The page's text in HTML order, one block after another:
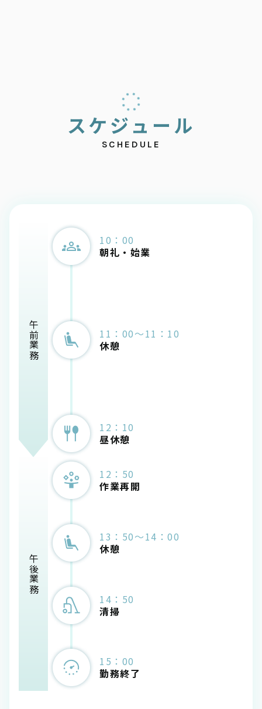
スケジュ ール
SCHEDULE
午前業務
10：00
朝礼・始業
11：00～11：10
休憩
12：10
昼休憩
午後業務
12：50
作業再開
13：50～14：00
休憩
14：50
清掃
15：00
勤務終了